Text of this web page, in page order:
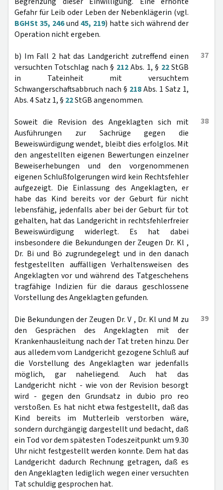
Gefahr für Leib oder Leben der Nebenklägerin (vgl.
BGHSt 35, 246und 45, 219) hatte sich während der
Operation nicht ergeben.
37
b) Im Fall 2 hat das Landgericht zutreffend einen
versuchten Totschlag nach § 212Abs. 1, § 22StGB
in Tateinheit mit versuchtem
Schwangerschaftsabbruch nach § 218Abs. 1 Satz 1,
Abs. 4 Satz 1, § 22StGB angenommen.
38
Soweit die Revision des Angeklagten sich mit
Ausführungen zur Sachrüge gegen die
Beweiswürdigung wendet, bleibt dies erfolglos. Mit
den angestellten eigenen Bewertungen einzelner
Beweiserhebungen und den vorgenommenen
eigenen Schlußfolgerungen wird kein Rechtsfehler
aufgezeigt. Die Einlassung des Angeklagten, er
habe das Kind bereits vor der Geburt für nicht
lebensfähig, jedenfalls aber bei der Geburt für tot
gehalten, hat das Landgericht in rechtsfehlerfreier
Beweiswürdigung widerlegt. Es hat dabei
insbesondere die Bekundungen der Zeugen Dr. Kl ,
Dr. Bi und Bö zugrundegelegt und in den danach
festgestellten auffälligen Verhaltensweisen des
Angeklagten vor und während des Tatgeschehens
tragfähige Indizien für die daraus geschlossene
Vorstellung des Angeklagten gefunden.
39
Die Bekundungen der Zeugen Dr. V , Dr. Kl und M zu
den Gesprächen des Angeklagten mit der
Krankenhausleitung nach der Tat treten hinzu. Der
aus alledem vom Landgericht gezogene Schluß auf
die Vorstellung des Angeklagten war jedenfalls
möglich, gar naheliegend. Auch hat das
Landgericht nicht - wie von der Revision besorgt
wird - gegen den Grundsatz in dubio pro reo
verstoßen. Es hat nicht etwa festgestellt, daß das
Kind bereits im Mutterleib verstorben wäre,
sondern durchgängig dargestellt und bedacht, daß
ein Tod vor dem spätesten Todeszeitpunkt um 9.30
Uhr nicht festgestellt werden konnte. Dem hat das
Landgericht dadurch Rechnung getragen, daß es
den Angeklagten lediglich wegen einer versuchten
Tat schuldig gesprochen hat.